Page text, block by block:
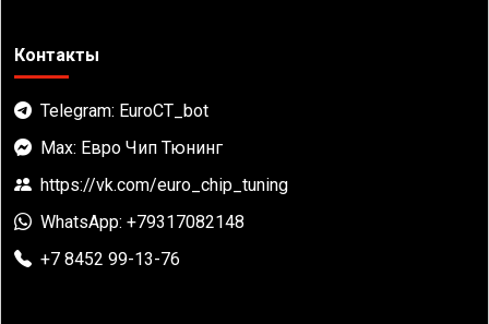
Контакты
Telegram: EuroCT_bot
Max: Евро Чип Тюнинг
https://vk.com/euro_chip_tuning
WhatsApp: +79317082148
+7 8452 99-13-76